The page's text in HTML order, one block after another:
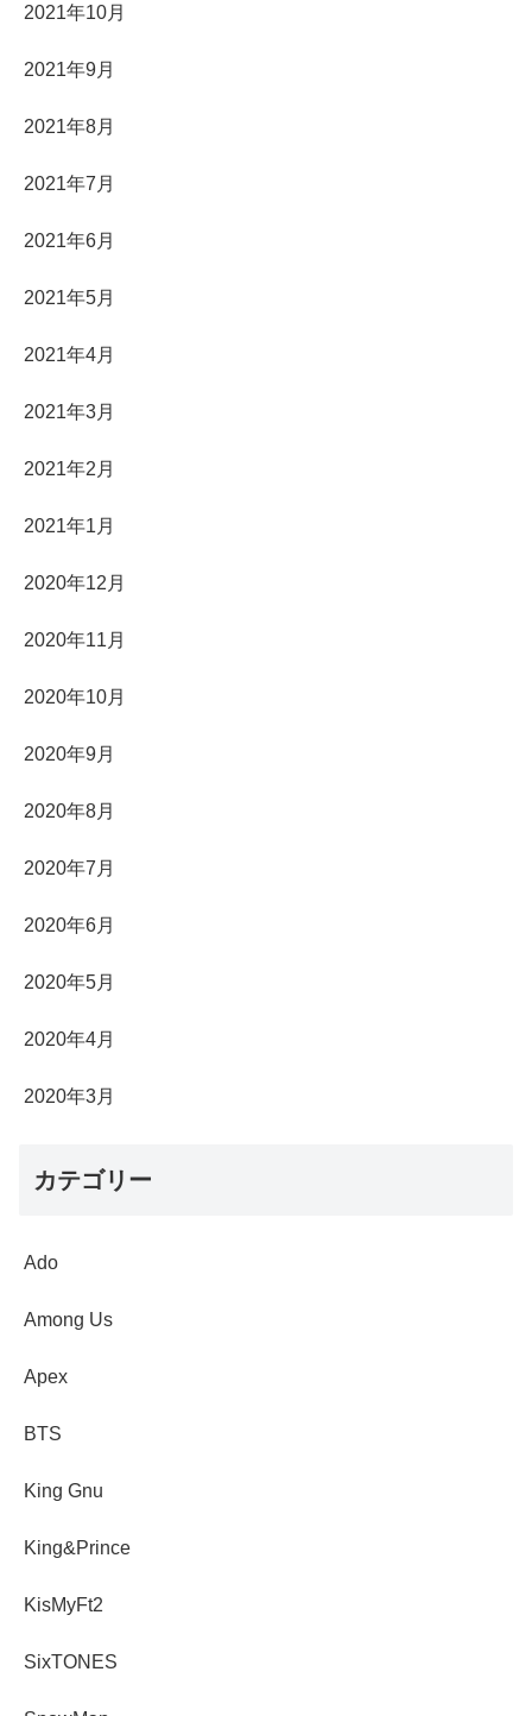
2021年10月
2021年9月
2021年8月
2021年7月
2021年6月
2021年5月
2021年4月
2021年3月
2021年2月
2021年1月
2020年12月
2020年11月
2020年10月
2020年9月
2020年8月
2020年7月
2020年6月
2020年5月
2020年4月
2020年3月
カテゴリー
Ado
Among Us
Apex
BTS
King Gnu
King&Prince
KisMyFt2
SixTONES